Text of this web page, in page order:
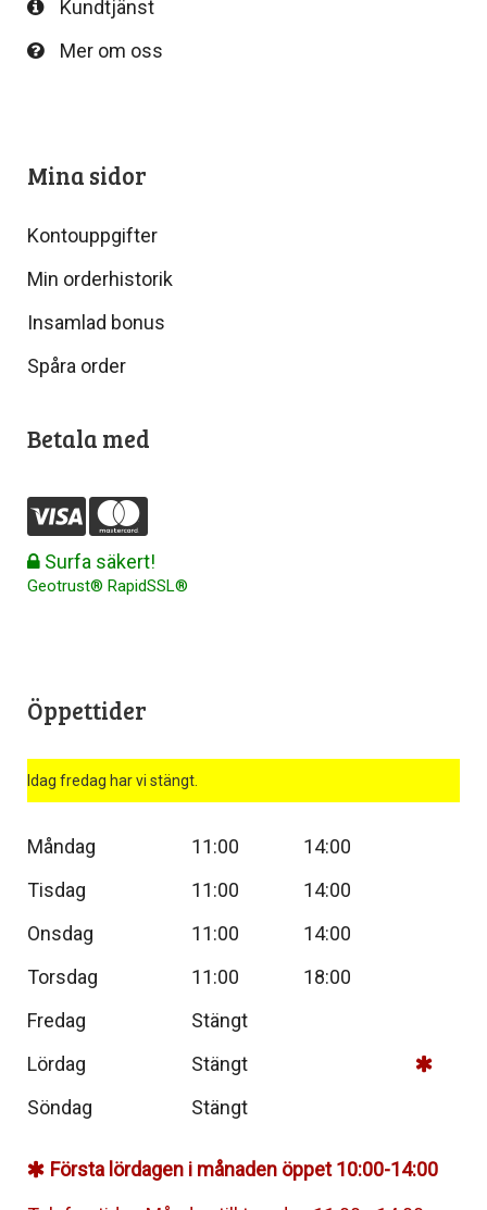
Kundtjänst
Mer om oss
Mina sidor
Kontouppgifter
Min orderhistorik
Insamlad bonus
Spåra order
Betala med
Surfa säkert!
Geotrust® RapidSSL®
Öppettider
Idag fredag har vi stängt.
Måndag 11:00
14:00
Tisdag
11:00
14:00
Onsdag
11:00
14:00
Torsdag
11:00
18:00
Fredag
Stängt
Lördag
Stängt
Söndag
Stängt
Första lördagen i månaden öppet 10:00-14:00